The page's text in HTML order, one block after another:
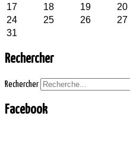
17
18 19 20
24
25 26 27
31
Rechercher
Rechercher
Facebook